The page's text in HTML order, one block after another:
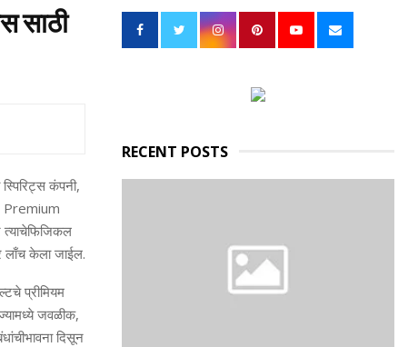
साठी
स्पिरिट्स कंपनी,
त्याचेफिजिकल
लाँच केला जाईल.
प्रीमियम
जवळीक,
भावना दिसून
o
RECENT POSTS